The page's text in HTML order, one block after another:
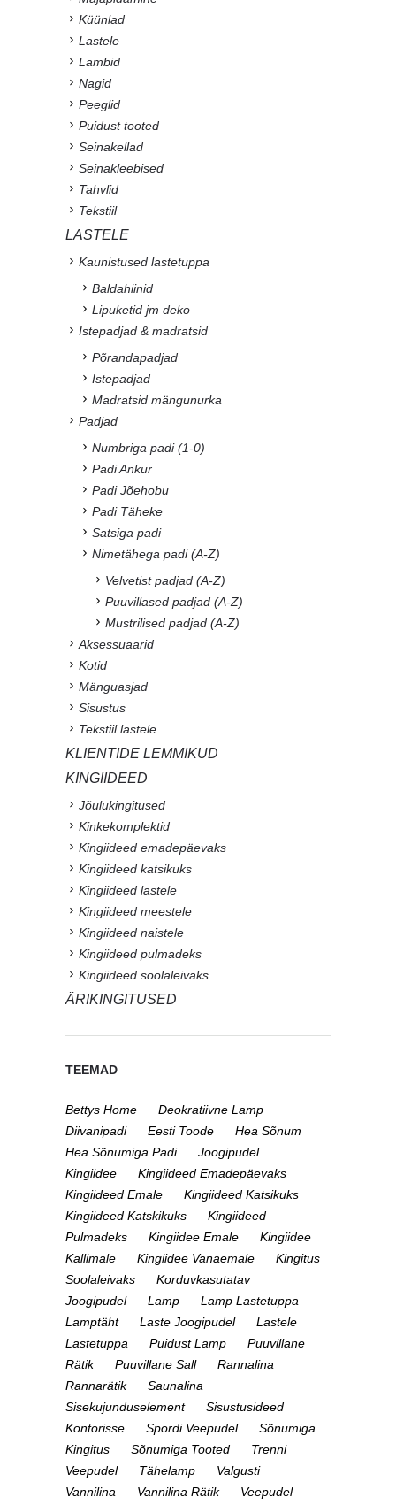
Küünlad
Lastele
Lambid
Nagid
Peeglid
Puidust tooted
Seinakellad
Seinakleebised
Tahvlid
Tekstiil
LASTELE
Kaunistused lastetuppa
Baldahiinid
Lipuketid jm deko
Istepadjad & madratsid
Põrandapadjad
Istepadjad
Madratsid mängunurka
Padjad
Numbriga padi (1-0)
Padi Ankur
Padi Jõehobu
Padi Täheke
Satsiga padi
Nimetähega padi (A-Z)
Velvetist padjad (A-Z)
Puuvillased padjad (A-Z)
Mustrilised padjad (A-Z)
Aksessuaarid
Kotid
Mänguasjad
Sisustus
Tekstiil lastele
KLIENTIDE LEMMIKUD
KINGIIDEED
Jõulukingitused
Kinkekomplektid
Kingiideed emadepäevaks
Kingiideed katsikuks
Kingiideed lastele
Kingiideed meestele
Kingiideed naistele
Kingiideed pulmadeks
Kingiideed soolaleivaks
ÄRIKINGITUSED
TEEMAD
Bettys Home
Deokratiivne Lamp
Diivanipadi
Eesti Toode
Hea Sõnum
Hea Sõnumiga Padi
Joogipudel
Kingiidee
Kingiideed Emadepäevaks
Kingiideed Emale
Kingiideed Katsikuks
Kingiideed Katskikuks
Kingiideed
Pulmadeks
Kingiidee Emale
Kingiidee
Kallimale
Kingiidee Vanaemale
Kingitus
Soolaleivaks
Korduvkasutatav
Joogipudel
Lamp
Lamp Lastetuppa
Lamptäht
Laste Joogipudel
Lastele
Lastetuppa
Puidust Lamp
Puuvillane
Rätik
Puuvillane Sall
Rannalina
Rannarätik
Saunalina
Sisekujunduselement
Sisustusideed
Kontorisse
Spordi Veepudel
Sõnumiga
Kingitus
Sõnumiga Tooted
Trenni
Veepudel
Tähelamp
Valgusti
Vannilina
Vannilina Rätik
Veepudel